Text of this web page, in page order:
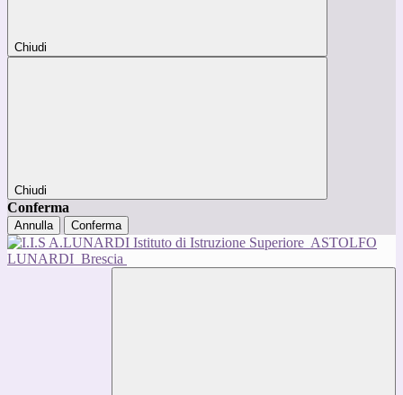
Chiudi
Chiudi
Conferma
Annulla Conferma
Istituto di Istruzione Superiore ASTOLFO
LUNARDI Brescia